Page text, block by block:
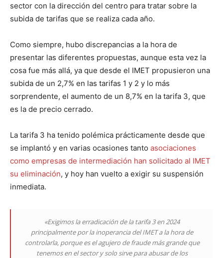
sector con la dirección del centro para tratar sobre la
subida de tarifas que se realiza cada año.
Como siempre, hubo discrepancias a la hora de
presentar las diferentes propuestas, aunque esta vez la
cosa fue más allá, ya que desde el IMET propusieron una
subida de un 2,7% en las tarifas 1 y 2 y lo más
sorprendente, el aumento de un 8,7% en la tarifa 3, que
es la de precio cerrado.
La tarifa 3 ha tenido polémica prácticamente desde que
se implantó y en varias ocasiones tanto asociaciones
como empresas de intermediación han solicitado al IMET
su eliminación, y hoy han vuelto a exigir su suspensión
inmediata.
«Exigimos la erradicación de la tarifa 3 en 2024
principalmente por la inoperancia del IMET a la hora de
controlarla, porque es el agujero de fraude más grande que
tenemos en el sector y solo sirve para abusar de los